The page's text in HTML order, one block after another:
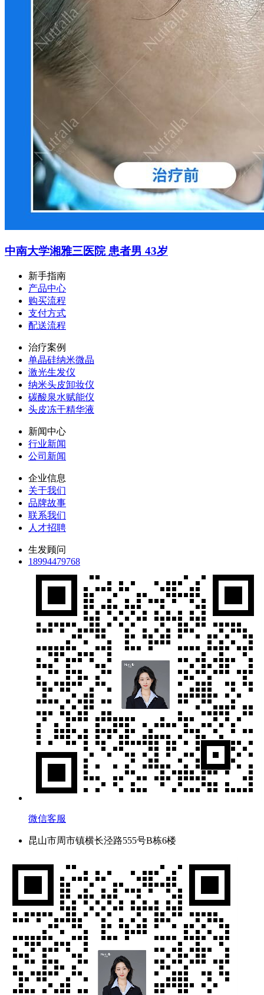
中南大学湘雅三医院 患者男 43岁
新手指南
产品中心
购买流程
支付方式
配送流程
治疗案例
单晶硅纳米微晶
激光生发仪
纳米头皮卸妆仪
碳酸泉水赋能仪
头皮冻干精华液
新闻中心
行业新闻
公司新闻
企业信息
关于我们
品牌故事
联系我们
人才招聘
生发顾问
18994479768
微信客服
昆山市周市镇横长泾路555号B栋6楼